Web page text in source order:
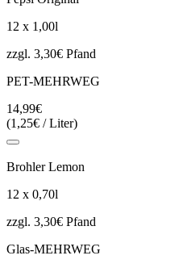
12 x 1,00l
zzgl. 3,30€ Pfand
PET-MEHRWEG
14,99€
(1,25€ / Liter)
Brohler Lemon
12 x 0,70l
zzgl. 3,30€ Pfand
Glas-MEHRWEG